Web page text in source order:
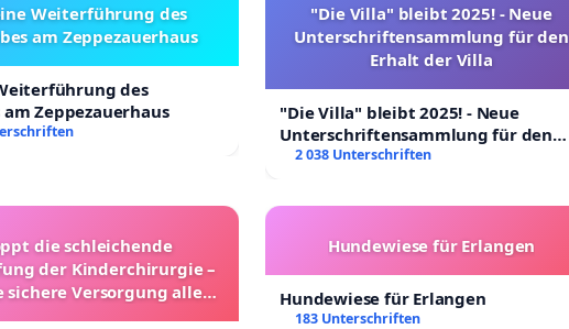
Weiterführung des
am Zeppezauerhaus
des
Zeppezauerhaus
"Die Villa" bleibt 2025! - Neue
Unterschriftensammlung für den
Erhalt der Villa
"Die Villa" bleibt 2025! - Neue
Unterschriftensammlung für den
Erhalt der Villa
2 038 Unterschriften
die schleichende
der Kinderchirurgie –
sichere Versorgung aller
Hundewiese für Erlangen
Hundewiese für Erlangen
183 Unterschriften